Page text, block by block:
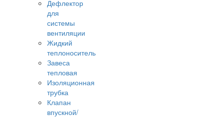
Дефлектор
для
системы
вентиляции
Жидкий
теплоноситель
Завеса
тепловая
Изоляционная
трубка
Клапан
впускной/